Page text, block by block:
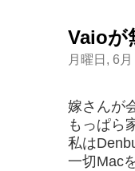
Vaioが
月曜日, 6
嫁さんが
もっぱら
私は
一切Mac